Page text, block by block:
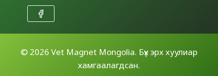
© 2026 Vet Magnet Mongolia. Бүх эрх хуулиар
хамгаалагдсан.